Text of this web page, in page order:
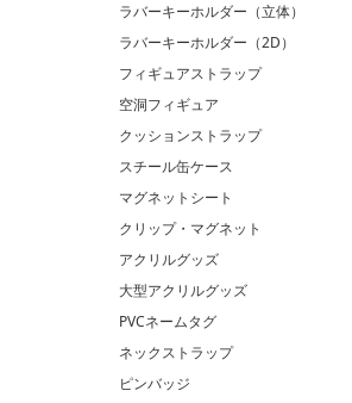
ラバーキーホルダー（立体）
ラバーキーホルダー（2D）
フィギュアストラップ
空洞フィギュア
クッションストラップ
スチール缶ケース
マグネットシート
クリップ・マグネット
アクリルグッズ
大型アクリルグッズ
PVCネームタグ
ネックストラップ
ピンバッジ